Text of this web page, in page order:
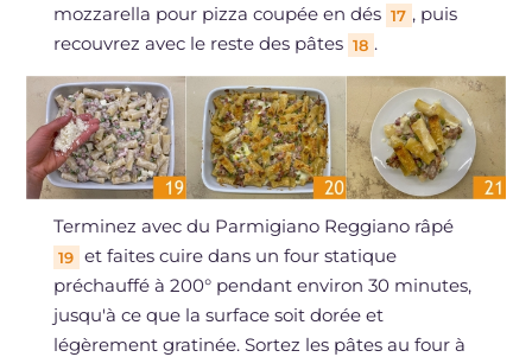
mozzarella pour pizza coupée en dés 17 , puis
recouvrez avec le reste des pâtes 18 .
Terminez avec du Parmigiano Reggiano râpé
19 et faites cuire dans un four statique
préchauffé à 200° pendant environ 30 minutes,
jusqu'à ce que la surface soit dorée et
légèrement gratinée. Sortez les pâtes au four à